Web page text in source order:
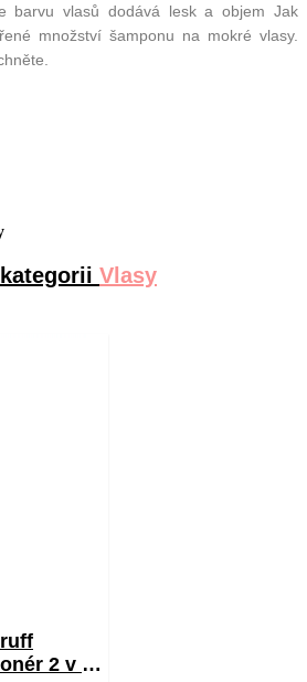
barvu vlasů dodává lesk a objem Jak
množství šamponu na mokré vlasy.
Vlasy
2 v 1